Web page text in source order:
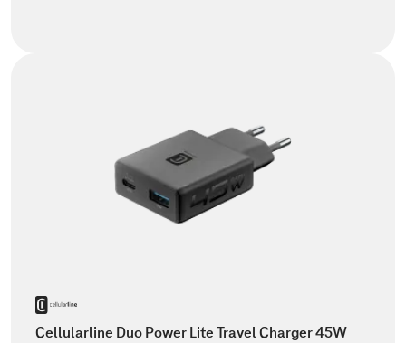
Cellularline Duo Power Lite Travel Charger 45W